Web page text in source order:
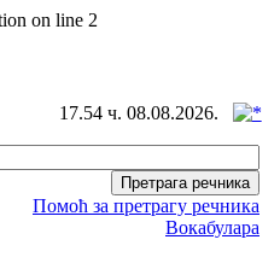
on line 2
17.54 ч. 08.08.2026.
Помоћ за претрагу речника
Вокабулара